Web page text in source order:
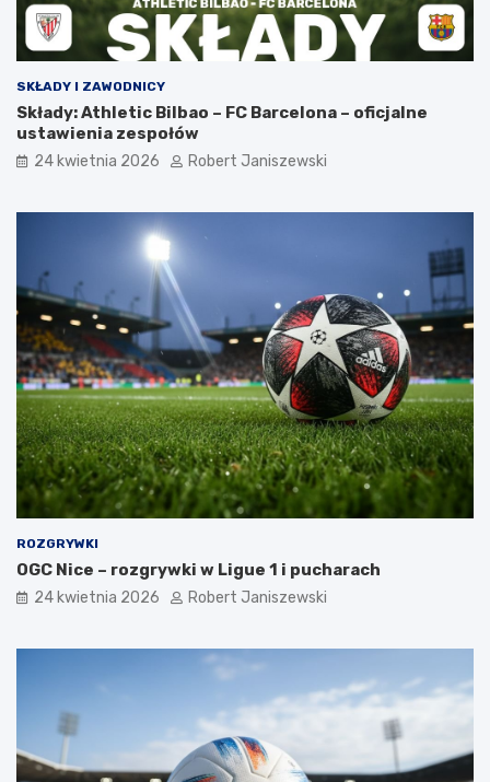
SKŁADY I ZAWODNICY
Składy: Athletic Bilbao – FC Barcelona – oficjalne
ustawienia zespołów
24 kwietnia 2026 Robert Janiszewski
ROZGRYWKI
OGC Nice – rozgrywki w Ligue 1 i pucharach
24 kwietnia 2026 Robert Janiszewski